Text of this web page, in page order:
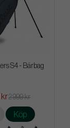
S4 - Bärbag
kr2 999 kr
Köp